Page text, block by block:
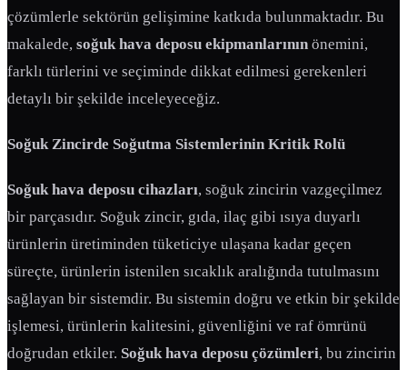
çözümlerle sektörün gelişimine katkıda bulunmaktadır. Bu
makalede, soğuk hava deposu ekipmanlarının önemini,
farklı türlerini ve seçiminde dikkat edilmesi gerekenleri
detaylı bir şekilde inceleyeceğiz.
Soğuk Zincirde Soğutma Sistemlerinin Kritik Rolü
Soğuk hava deposu cihazları, soğuk zincirin vazgeçilmez
bir parçasıdır. Soğuk zincir, gıda, ilaç gibi ısıya duyarlı
ürünlerin üretiminden tüketiciye ulaşana kadar geçen
süreçte, ürünlerin istenilen sıcaklık aralığında tutulmasını
sağlayan bir sistemdir. Bu sistemin doğru ve etkin bir şekilde
işlemesi, ürünlerin kalitesini, güvenliğini ve raf ömrünü
doğrudan etkiler. Soğuk hava deposu çözümleri, bu zincirin